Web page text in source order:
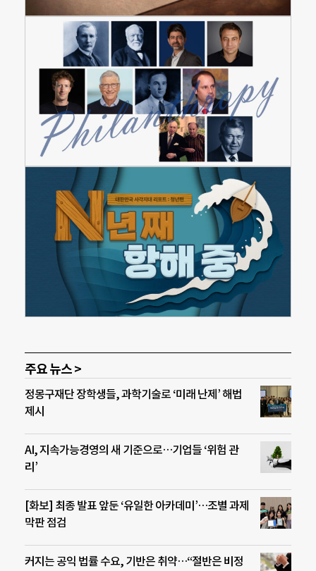
주요 뉴스 >
정몽구재단 장학생들, 과학기술로 ‘미래 난제’ 해법
제시
AI, 지속가능경영의 새 기준으로…기업들 ‘위험 관
리’
[화보] 최종 발표 앞둔 ‘유일한 아카데미’…조별 과제
막판 점검
커지는 공익 법률 수요, 기반은 취약…“절반은 비정